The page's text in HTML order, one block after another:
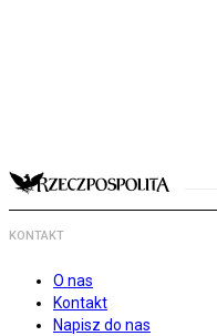
KONTAKT
O nas
Kontakt
Napisz do nas